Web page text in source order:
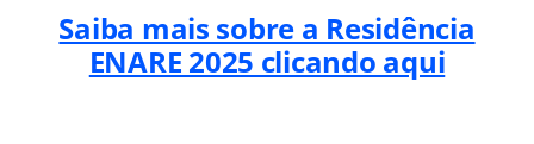
Saiba mais sobre a Residência
ENARE 2025 clicando aqui